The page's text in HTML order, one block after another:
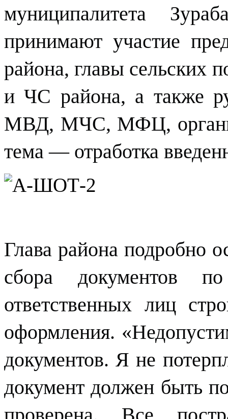
муниципалитета
принимают участие
района, главы сельских
и ЧС района, а также
МВД, МЧС, МФЦ,
тема — отработка
Глава района подробно
сбора документов
ответственных лиц
оформления.
документов. Я не
документ должен быть